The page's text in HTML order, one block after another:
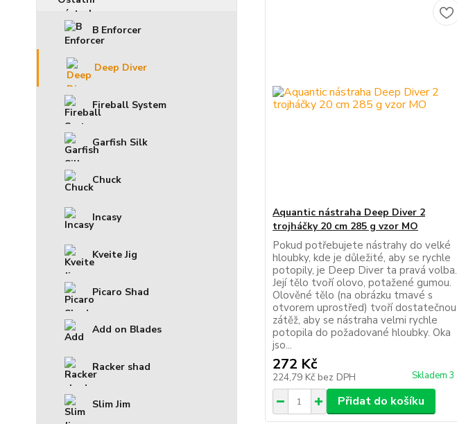
B Enforcer
Deep Diver
Fireball System
Garfish Silk
Chuck
Incasy
Kveite Jig
Picaro Shad
Add on Blades
Racker shad
Slim Jim
Aquantic nástraha Deep Diver 2
trojháčky 20 cm 285 g vzor MO
Pokud potřebujete nástrahy do velké
hloubky, kde je důležité, aby se rychle
potopily, je Deep Diver ta pravá volba.
Její tělo tvoří olovo, potažené gumou.
Olověné tělo (na obrázku tmavé s
otvorem uprostřed) tvoří dostatečnou
zátěž, aby se nástraha velmi rychle
potopila do požadované hloubky. Oka
jso...
272 Kč
224,79 Kč bez DPH Skladem 3
Přidat do košíku